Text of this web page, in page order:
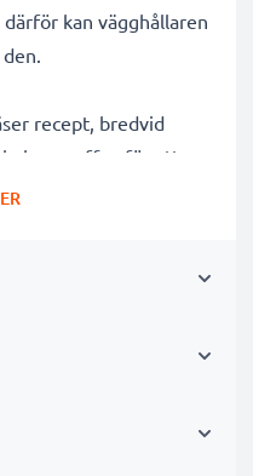
kan vägghållaren
recept, bredvid
soffan för att
är oändliga.
akryl och har en